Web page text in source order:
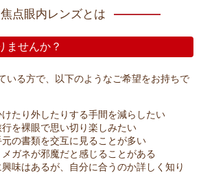
点眼内レンズとは
ませんか？
いる方で、以下のようなご希望をお持ちで
たり外したりする手間を減らしたい
を裸眼で思い切り楽しみたい
の書類を交互に見ることが多い
ガネが邪魔だと感じることがある
興味はあるが、自分に合うのか詳しく知り